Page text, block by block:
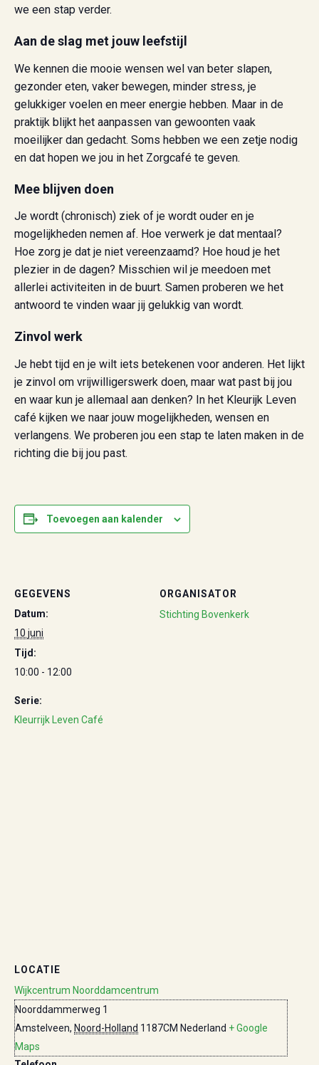
we een stap verder.
Aan de slag met jouw leefstijl
We kennen die mooie wensen wel van beter slapen,
gezonder eten, vaker bewegen, minder stress, je
gelukkiger voelen en meer energie hebben. Maar in de
praktijk blijkt het aanpassen van gewoonten vaak
moeilijker dan gedacht. Soms hebben we een zetje nodig
en dat hopen we jou in het Zorgcafé te geven.
Mee blijven doen
Je wordt (chronisch) ziek of je wordt ouder en je
mogelijkheden nemen af. Hoe verwerk je dat mentaal?
Hoe zorg je dat je niet vereenzaamd? Hoe houd je het
plezier in de dagen? Misschien wil je meedoen met
allerlei activiteiten in de buurt. Samen proberen we het
antwoord te vinden waar jij gelukkig van wordt.
Zinvol werk
Je hebt tijd en je wilt iets betekenen voor anderen. Het lijkt
je zinvol om vrijwilligerswerk doen, maar wat past bij jou
en waar kun je allemaal aan denken? In het Kleurijk Leven
café kijken we naar jouw mogelijkheden, wensen en
verlangens. We proberen jou een stap te laten maken in de
richting die bij jou past.
Toevoegen aan kalender
GEGEVENS
Datum:
10 juni
Tijd:
10:00 - 12:00
Serie:
Kleurrijk Leven Café
ORGANISATOR
Stichting Bovenkerk
LOCATIE
Wijkcentrum Noorddamcentrum
Noorddammerweg 1
Amstelveen, Noord-Holland 1187CM Nederland + Google
Maps